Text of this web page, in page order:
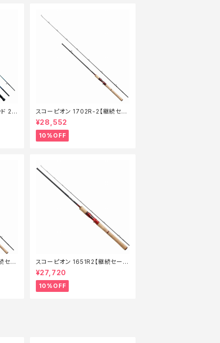
21
1
スコーピオン 1702R-2【継続セー
ル_ロッド】【10】
¥28,552
10%OFF
セー
スコーピオン 1651R2【継続セール
_ロッド】【10】
¥27,720
10%OFF